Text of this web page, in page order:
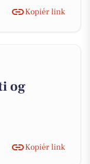
Kopiér link
og
Kopiér link